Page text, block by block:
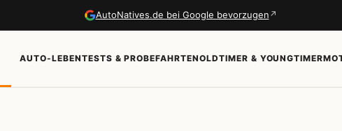
AutoNatives.de bei Google bevorzugen ↗
AUTO-LEBENTESTS & PROBEFAHRTENOLDTIMER & YOUNGTIMER